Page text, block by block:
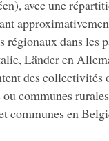
avec une
régionaux dans les
Länder en
des
communes
communes en